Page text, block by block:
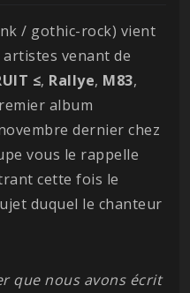
/ gothic-rock) vient
venant de
≤, Rallye, M83,
album
dernier chez
vous le rappelle
cette fois le
duquel le chanteur
que nous avons écrit